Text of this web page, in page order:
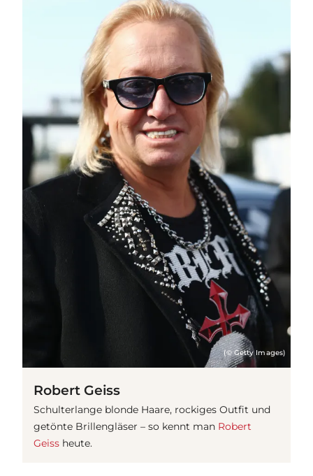
(© Getty Images)
Robert Geiss
Schulterlange blonde Haare, rockiges Outfit und
getönte Brillengläser – so kennt man Robert
Geiss heute.